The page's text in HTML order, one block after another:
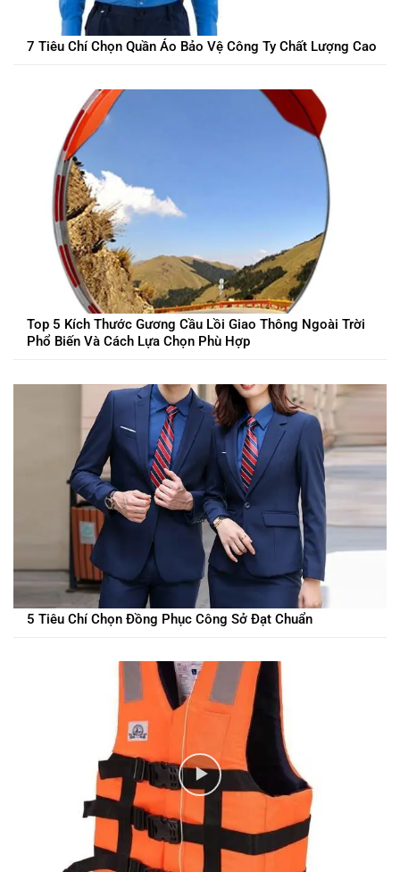
7 Tiêu Chí Chọn Quần Áo Bảo Vệ Công Ty Chất Lượng Cao
Top 5 Kích Thước Gương Cầu Lồi Giao Thông Ngoài Trời
Phổ Biến Và Cách Lựa Chọn Phù Hợp
5 Tiêu Chí Chọn Đồng Phục Công Sở Đạt Chuẩn